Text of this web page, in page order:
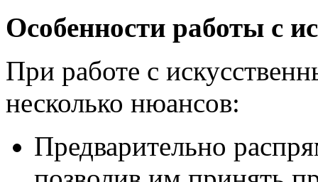
Особенности работы с
При работе с
несколько нюансов:
Предварительно